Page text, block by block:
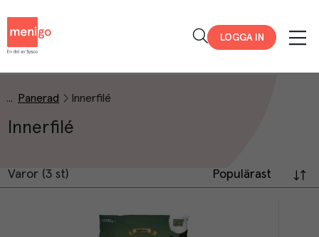
LOGGA IN
Panerad Innerfilé
Innerfilé
Varor (3 st) Populärast